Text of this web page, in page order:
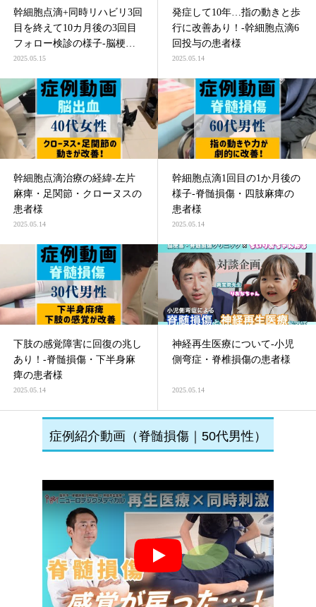
幹細胞点滴+同時リハビリ3回
目を終えて10カ月後の3回目
フォロー検診の様子-脳梗塞
による四肢麻痺の患者様
2025.05.15
発症して10年…指の動きと歩
行に改善あり！-幹細胞点滴6
回投与の患者様
2025.05.14
幹細胞点滴治療の経緯-左片
麻痺・足関節・クローヌスの
患者様
2025.05.14
幹細胞点滴1回目の1か月後の
様子-脊髄損傷・四肢麻痺の
患者様
2025.05.14
下肢の感覚障害に回復の兆し
あり！-脊髄損傷・下半身麻
痺の患者様
2025.05.14
神経再生医療について-小児
側弯症・脊椎損傷の患者様
2025.05.14
症例紹介動画（脊髄損傷｜50代男性）
Play